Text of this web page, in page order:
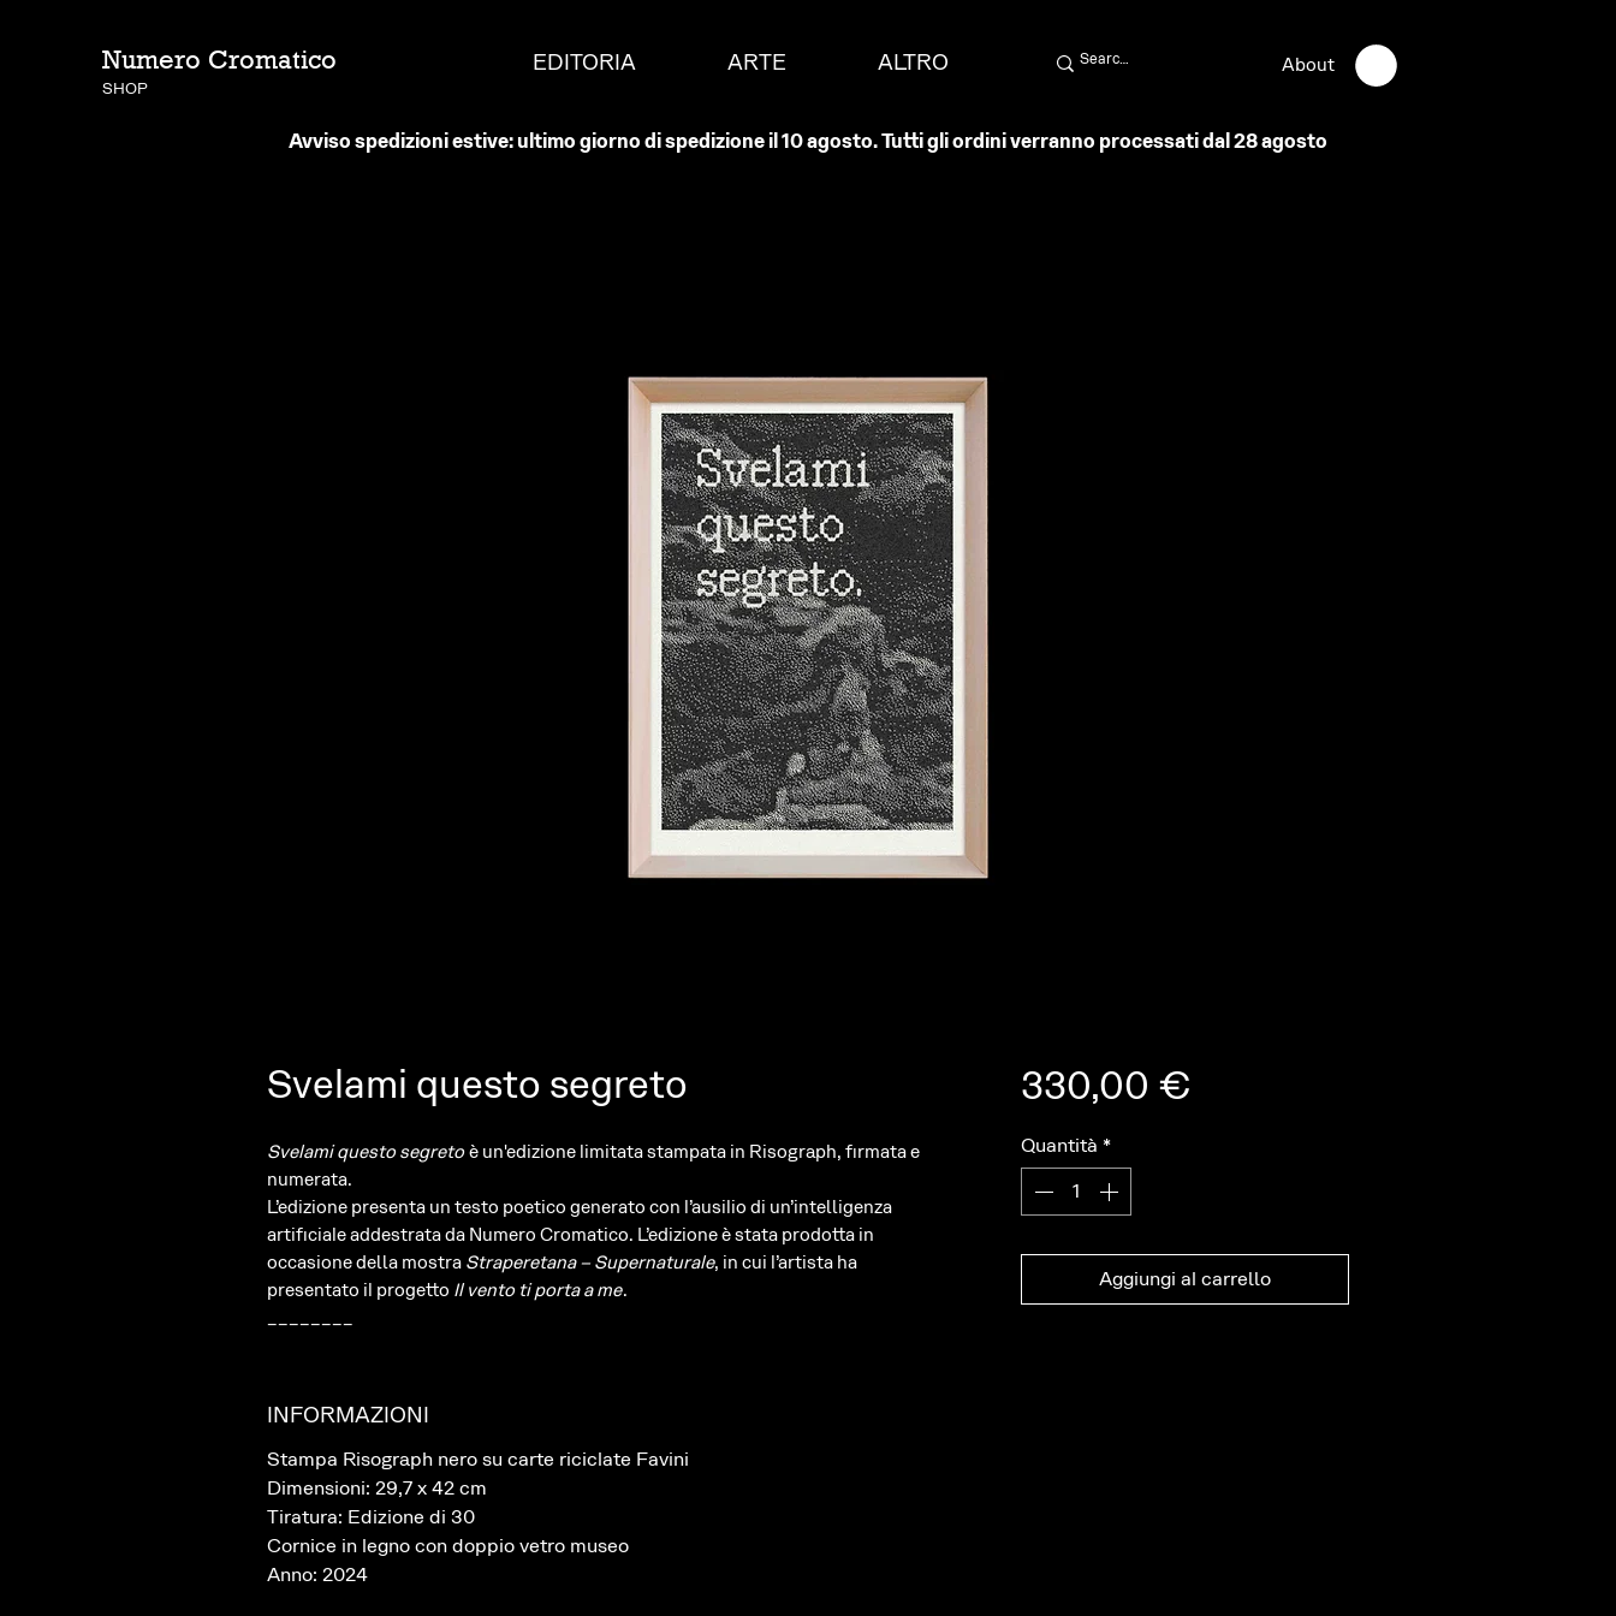
Numero Cromatico
SHOP
EDITORIA ARTE ALTRO About
Avviso spedizioni estive: ultimo giorno di spedizione il 10 agosto. Tutti gli ordini verranno processati dal 28 agosto
Svelami questo segreto
Svelami questo segreto è un'edizione limitata stampata in Risograph, firmata e
numerata.
L’edizione presenta un testo poetico generato con l’ausilio di un’intelligenza
artificiale addestrata da Numero Cromatico. L’edizione è stata prodotta in
occasione della mostra Straperetana – Supernaturale, in cui l’artista ha
presentato il progetto Il vento ti porta a me.
INFORMAZIONI
Stampa Risograph nero su carte riciclate Favini
Dimensioni: 29,7 x 42 cm
Tiratura: Edizione di 30
Cornice in legno con doppio vetro museo
Anno: 2024
330,00 €Prezzo
Quantità *
Aggiungi al carrello